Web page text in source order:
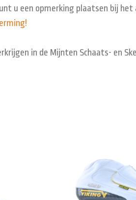
u een opmerking plaatsen bij
in de Mijnten Schaats- en